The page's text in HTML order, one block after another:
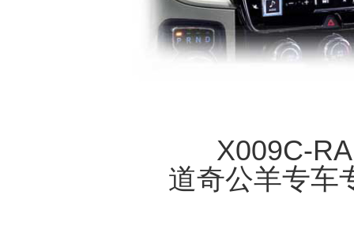
X009C-
道奇公羊专车